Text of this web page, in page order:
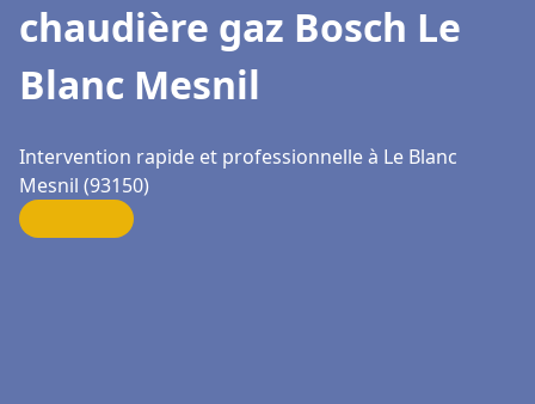
chaudière gaz Bosch Le
Blanc Mesnil
Intervention rapide et professionnelle à Le Blanc
Mesnil (93150)